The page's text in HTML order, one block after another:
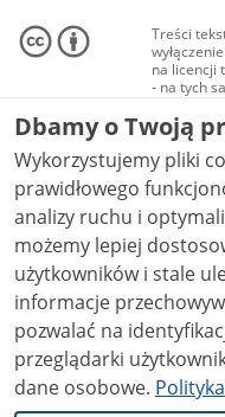
Treści
na licencji
- na tych
Materiały
audio i
Creative
NC-ND
Dbamy o Twoją
Wykorzystujemy pliki
prawidłowego
analizy ruchu i optymalizacji
możemy lepiej
użytkowników i stale ulepszać
informacje
pozwalać na
przeglądarki
dane osobowe.